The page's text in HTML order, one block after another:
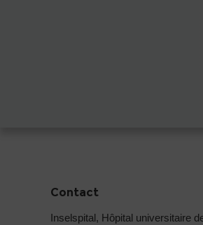
Contact
Inselspital, Hôpital universitaire